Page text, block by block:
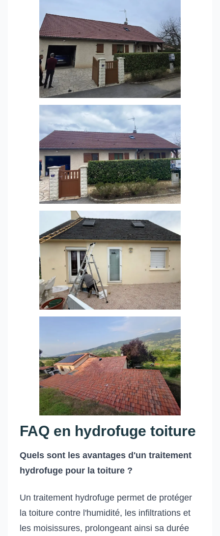
FAQ en hydrofuge toiture
Quels sont les avantages d'un traitement
hydrofuge pour la toiture ?
Un traitement hydrofuge permet de protéger
la toiture contre l'humidité, les infiltrations et
les moisissures, prolongeant ainsi sa durée